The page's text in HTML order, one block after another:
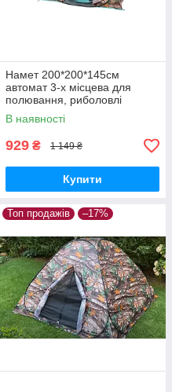
Намет 200*200*145см
автомат 3-х місцева для
полювання, риболовлі
туризму
В наявності
929 ₴ 1 149 ₴
Купити
Топ продажів –17%